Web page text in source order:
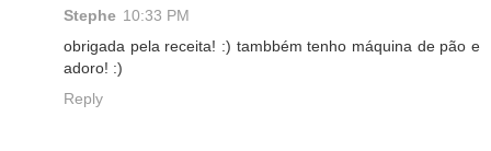
Stephe 10:33 PM
obrigada pela receita! :) tambbém tenho máquina de pão e
adoro! :)
Reply